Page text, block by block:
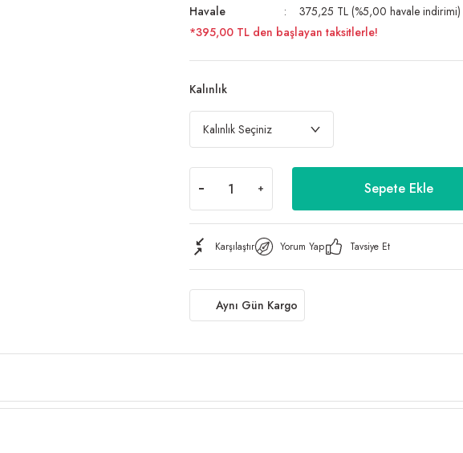
Havale
375,25 TL (%5,00 havale indirimi)
*395,00 TL den başlayan taksitlerle!
Kalınlık
Sepete Ekle
Karşılaştır Yorum Yap Tavsiye Et
Aynı Gün Kargo